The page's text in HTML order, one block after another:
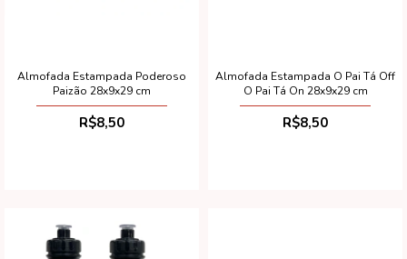
Almofada Estampada Poderoso
Paizão 28x9x29 cm
R$8,50
Almofada Estampada O Pai Tá Off
O Pai Tá On 28x9x29 cm
R$8,50